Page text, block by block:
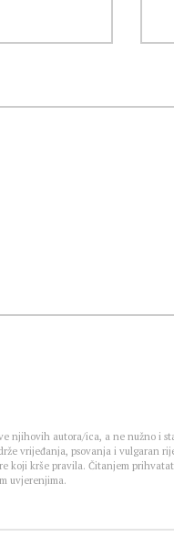
njihovih autora/ica, a ne nužno i
vrijeđanja, psovanja i vulgaran
koji krše pravila. Čitanjem
uvjerenjima.